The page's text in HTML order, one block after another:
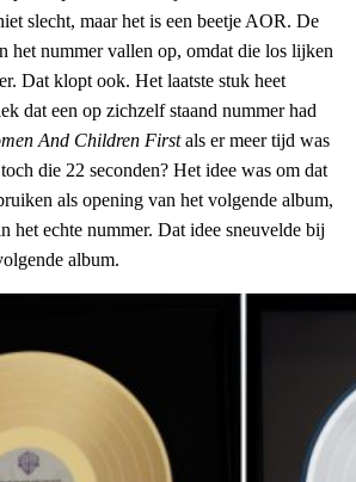
slecht, maar het is een beetje AOR. De
het nummer vallen op, omdat die los lijken
Dat klopt ook. Het laatste stuk heet
dat een op zichzelf staand nummer had
And Children Firstals er meer tijd was
die 22 seconden? Het idee was om dat
als opening van het volgende album,
het echte nummer. Dat idee sneuvelde bij
album.